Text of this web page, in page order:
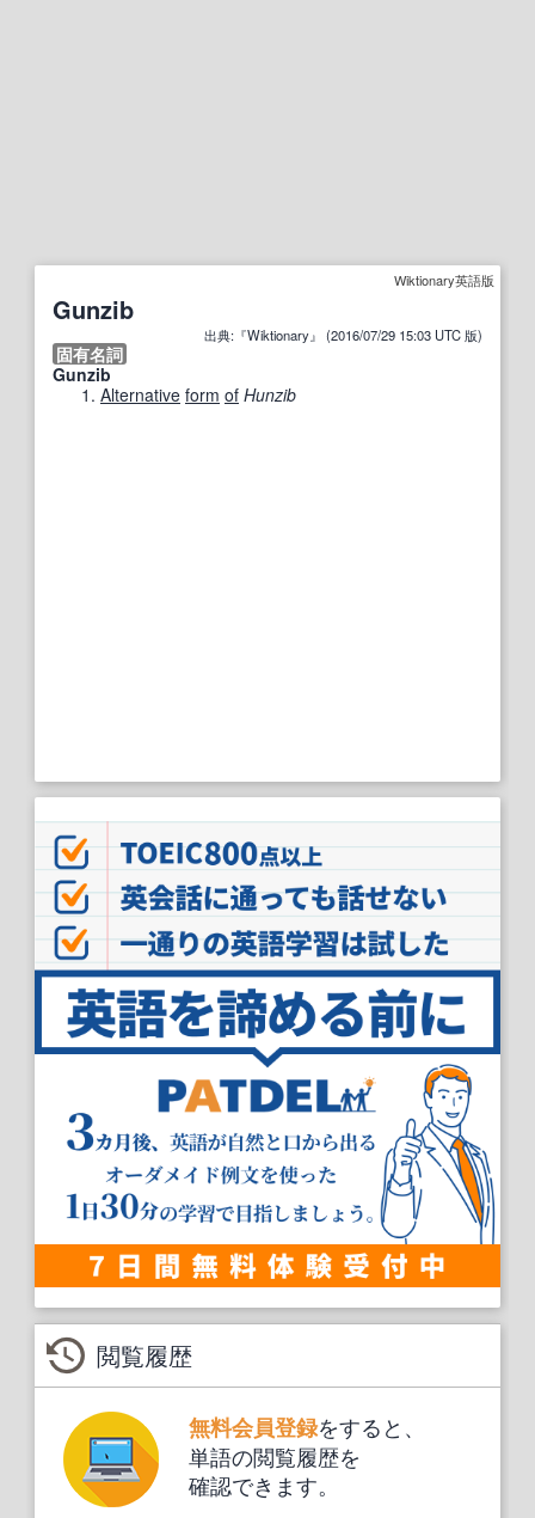
Wiktionary英語版
Gunzib
出典:『Wiktionary』 (2016/07/29 15:03 UTC 版)
固有名詞
Gunzib
Alternative form of Hunzib
閲覧履歴
無料会員登録をすると、
単語の閲覧履歴を
確認できます。